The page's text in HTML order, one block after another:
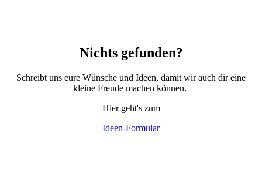
Nichts gefunden?
Schreibt uns eure Wünsche und Ideen, damit wir auch dir eine
kleine Freude machen können.
Hier geht's zum
Ideen-Formular